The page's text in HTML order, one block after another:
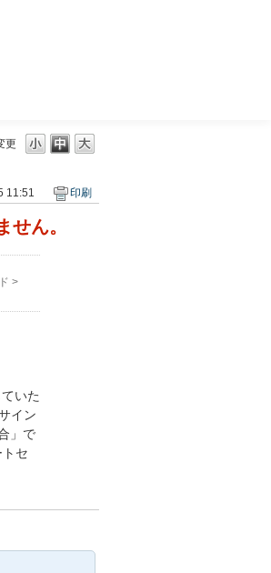
更
11:51 印刷
ん。
>
いた
イン
」で
セ